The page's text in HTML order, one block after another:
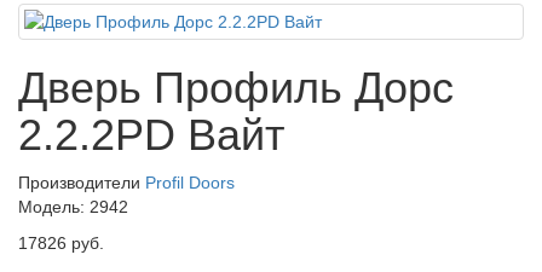
Дверь Профиль Дорс
2.2.2PD Вайт
Производители Profil Doors
Модель: 2942
17826 руб.